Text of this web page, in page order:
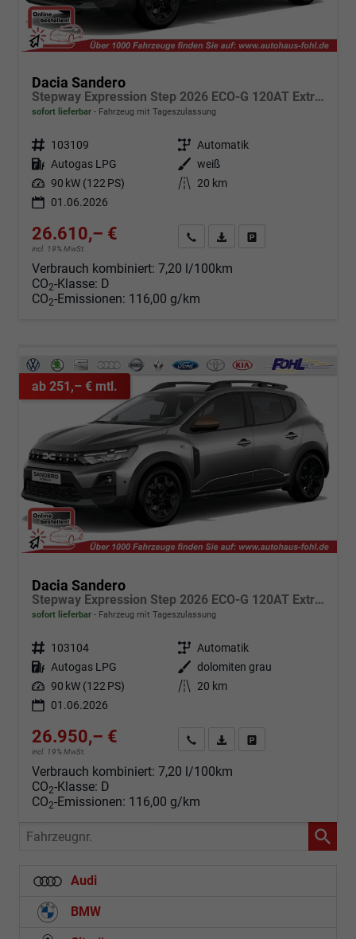
Dacia Sandero
Stepway Expression Step 2026 ECO-G 120AT Extreme + WP/TP/DP
sofort lieferbar Fahrzeug mit Tageszulassung
Fahrzeugnr. 103109 Getriebe Automatik
Kraftstoff Autogas LPG Außenfarbe weiß
Leistung 90 kW (122 PS) Kilometerstand 20 km
01.06.2026
26.610,– €
incl. 19% MwSt.
Angebot anfordern
Fahrzeugexpose (PDF)
Verbrauch kombiniert: 7,20 l/100km
CO2-Klasse: D
CO2-Emissionen: 116,00 g/km
ab 251,– € mtl.
Dacia Sandero
Stepway Expression Step 2026 ECO-G 120AT Extreme + WP/TP/DP
sofort lieferbar Fahrzeug mit Tageszulassung
Fahrzeugnr. 103104 Getriebe Automatik
Kraftstoff Autogas LPG Außenfarbe dolomiten grau
Leistung 90 kW (122 PS) Kilometerstand 20 km
01.06.2026
26.950,– €
incl. 19% MwSt.
Angebot anfordern
Fahrzeugexpose (PDF)
Verbrauch kombiniert: 7,20 l/100km
CO2-Klasse: D
CO2-Emissionen: 116,00 g/km
Fahrzeugnr.
Audi
BMW